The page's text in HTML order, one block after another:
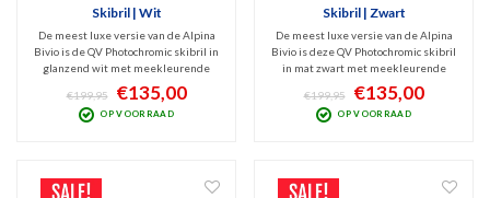
Skibril | Wit
De meest luxe versie van de Alpina
Bivio is de QV Photochromic skibril in
glanzend wit met meekleurende
(cat. 2-3) Mirror Gold lens. Deze
veelzijdige bril die zich aanpast aan
wisselende weersomstandigheden,
€199,95 €135,00
OP VOORRAAD
Skibril | Zwart
De meest luxe versie van de Alpina
Bivio is deze QV Photochromic skibril
in mat zwart met meekleurende
(cat. 2-3) Mirror Gold lens. Deze
veelzijdige bril die zich aanpast aan
wisselende weersomstandigheden,
€199,95 €135,00
OP VOORRAAD